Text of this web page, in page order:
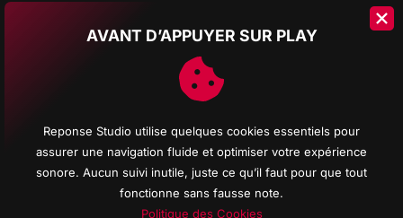
CHAMPS-MONTANTS 14A
SUISSE
AVANT D’APPUYER SUR PLAY
Reponse Studio utilise quelques cookies essentiels pour
assurer une navigation fluide et optimiser votre expérience
sonore. Aucun suivi inutile, juste ce qu’il faut pour que tout
fonctionne sans fausse note.
Politique des Cookies